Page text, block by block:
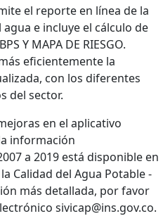
el reporte en línea de la
e incluye el cálculo de
Y MAPA DE RIESGO.
eficientemente la
con los diferentes
del sector.
en el aplicativo
información
a 2019 está disponib​le en
Calidad del Agua Potable -
más detallada, por favor
sivicap@ins.gov.co.